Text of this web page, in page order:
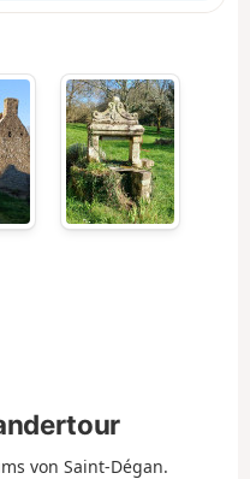
von Saint-Dégan.